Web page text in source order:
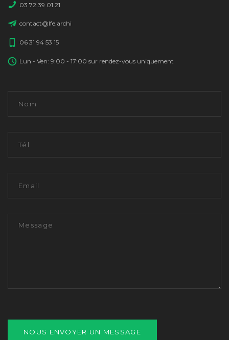
03 72 39 01 21
contact@lfe.archi
06 31 94 53 15
Lun - Ven: 9:00 - 17:00 sur rendez-vous uniquement